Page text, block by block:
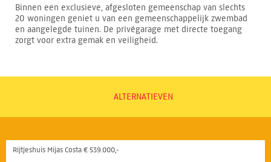
Binnen een exclusieve, afgesloten gemeenschap van slechts
20 woningen geniet u van een gemeenschappelijk zwembad
en aangelegde tuinen. De privégarage met directe toegang
zorgt voor extra gemak en veiligheid.
ALTERNATIEVEN
Rijtjeshuis Mijas Costa € 539.000,-